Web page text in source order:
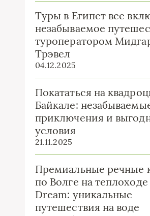
Туры в Египет все
незабываемое
туроператором
Трэвел
04.12.2025
Покататься на
Байкале:
приключения и
условия
21.11.2025
Премиальные речные
по Волге на теплоходе
Dream: уникальные
путешествия на воде